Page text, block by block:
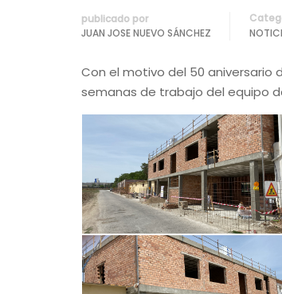
publicado por
JUAN JOSE NUEVO SÁNCHEZ
Con el motivo del 50 aniversario
semanas de trabajo del equipo